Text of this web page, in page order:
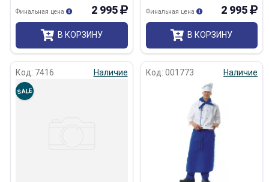
2 995
Финальная цена
В КОРЗИНУ
2 995
Финальная цена
В КОРЗИНУ
Код: 7416 Наличие
SALE
Код: 001773 Наличие